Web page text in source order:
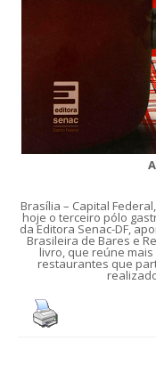
Brasília – Capital
hoje o terceiro pólo
da Editora Senac-DF,
Brasileira de Bares e
livro, que reúne
restaurantes que